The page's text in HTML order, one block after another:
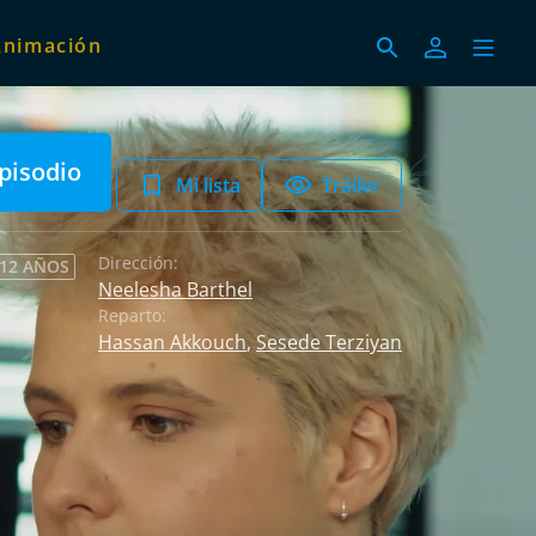
Mi lista Tráiler
AÑOS Dirección:
Neelesha Barthel
Reparto:
Hassan Akkouch,Sesede Terziyan